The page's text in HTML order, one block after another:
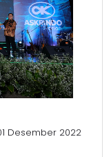
Desember 2022